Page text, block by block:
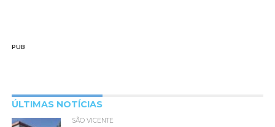
PUB
ÚLTIMAS NOTÍCIAS
SÃO VICENTE